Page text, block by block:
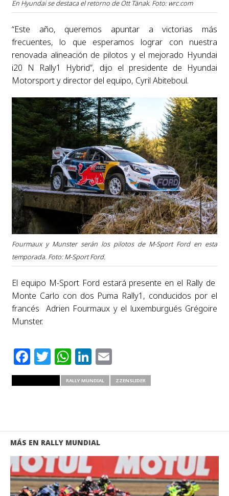
En Hyundai se destaca el retorno de Ott Tänak. Foto: wrc.com
“Este año, queremos apuntar a victorias más
frecuentes, lo que esperamos lograr con nuestra
renovada alineación de pilotos y el mejorado Hyundai
i20 N Rally1 Hybrid”, dijo el presidente de Hyundai
Motorsport y director del equipo, Cyril Abiteboul.
Fourmaux y Munster serán los pilotos de M-Sport Ford en esta
temporada. Foto: M-Sport Ford.
El equipo M-Sport Ford estará presente en el Rally de
Monte Carlo con dos Puma Rally1, conducidos por el
francés Adrien Fourmaux y el luxemburgués Grégoire
Munster.
Facebook
Twitter
WhatsApp
LinkedIn
Email
RALLY MUNDIAL ZZENSLIDER
MÁS EN RALLY MUNDIAL